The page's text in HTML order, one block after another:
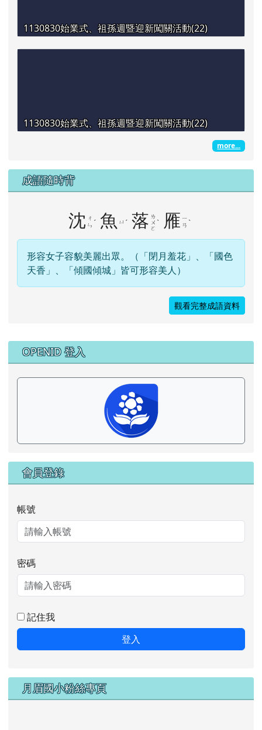
1130830始業式、祖孫週暨迎新闖關活動(22)
1130830始業式、祖孫週暨迎新闖關活動(22)
more...
成語隨時背
沈 ㄔ
ㄣ ˊ 魚 ㄩ ˊ 落 ㄌ
ㄨ
ㄛ
ˋ 雁 ㄧ
ㄢ ˋ
形容女子容貌美麗出眾。（「閉月羞花」、「國色
天香」、「傾國傾城」皆可形容美人）
觀看完整成語資料
右邊區域內容
OPENID 登入
會員登錄
帳號
密碼
記住我
登入
月眉國小粉絲專頁